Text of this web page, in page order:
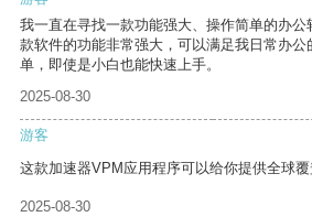
我一直在寻找一款功能强大、操作简单的办
款软件的功能非常强大，可以满足我日常办
单，即使是小白也能快速上手。
2025-08-30
游客
这款加速器VPM应用程序可以给你提供全球覆
2025-08-30